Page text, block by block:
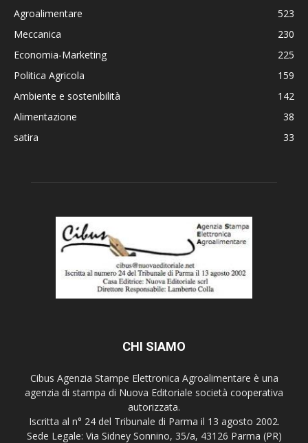
Agroalimentare
523
Meccanica
230
Economia-Marketing
225
Politica Agricola
159
Ambiente e sostenibilità
142
Alimentazione
38
satira
33
CHI SIAMO
Cibus Agenzia Stampe Elettronica Agroalimentare è una
agenzia di stampa di Nuova Editoriale società cooperativa
autorizzata.
Iscritta al n° 24 del Tribunale di Parma il 13 agosto 2002.
Sede Legale: Via Sidney Sonnino, 35/a, 43126 Parma (PR)